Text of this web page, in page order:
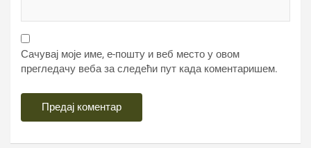
Сачувај моје име, е-пошту и веб место у овом
прегледачу веба за следећи пут када коментаришем.